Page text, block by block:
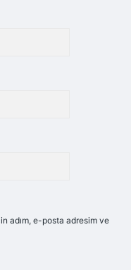
adım, e-posta adresim ve